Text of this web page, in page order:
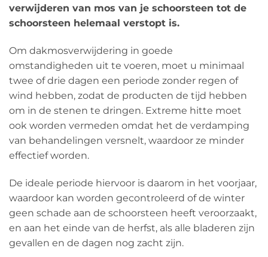
verwijderen van mos van je schoorsteen tot de
schoorsteen helemaal verstopt is.
Om dakmosverwijdering in goede
omstandigheden uit te voeren, moet u minimaal
twee of drie dagen een periode zonder regen of
wind hebben, zodat de producten de tijd hebben
om in de stenen te dringen. Extreme hitte moet
ook worden vermeden omdat het de verdamping
van behandelingen versnelt, waardoor ze minder
effectief worden.
De ideale periode hiervoor is daarom in het voorjaar,
waardoor kan worden gecontroleerd of de winter
geen schade aan de schoorsteen heeft veroorzaakt,
en aan het einde van de herfst, als alle bladeren zijn
gevallen en de dagen nog zacht zijn.